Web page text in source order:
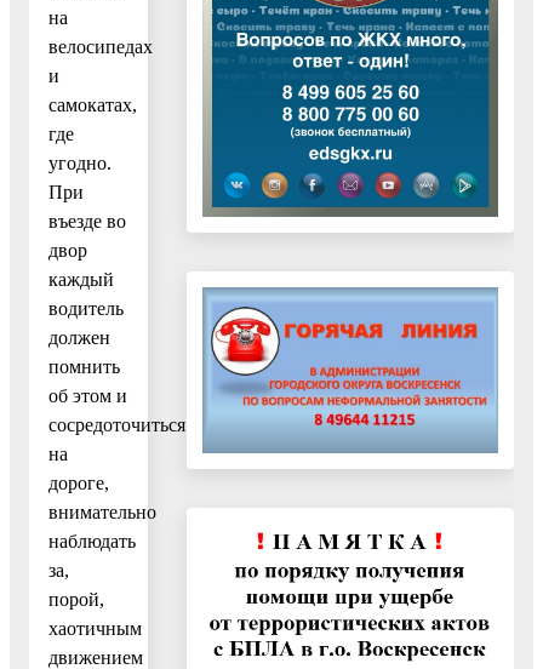
на
велосипедах
и
самокатах,
где
угодно.
При
въезде во
двор
каждый
водитель
должен
помнить
об этом и
сосредоточиться
на
дороге,
внимательно
наблюдать
за,
порой,
хаотичным
движением